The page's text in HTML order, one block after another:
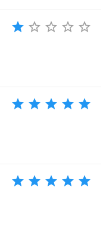
star star_border star_border star_border star_border
star star star star star
star star star star star